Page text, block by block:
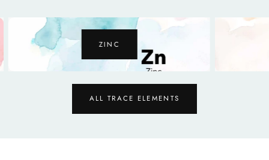
ZINC
ALL TRACE ELEMENTS